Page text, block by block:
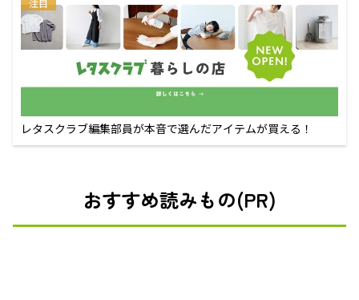
注目
レタスクラブ編集部員が本音で選んだアイテムが買える！
おすすめ読みもの(PR)